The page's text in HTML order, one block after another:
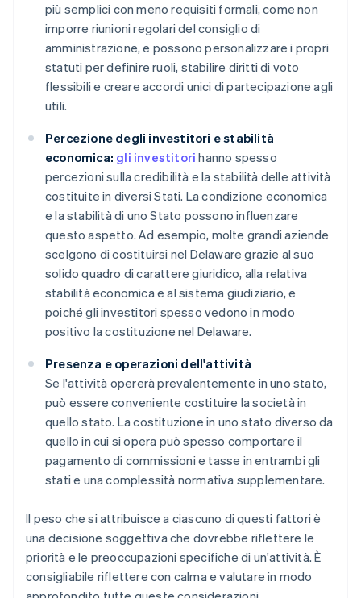
più semplici con meno requisiti formali, come non
imporre riunioni regolari del consiglio di
amministrazione, e possono personalizzare i propri
statuti per definire ruoli, stabilire diritti di voto
flessibili e creare accordi unici di partecipazione agli
utili.
Percezione degli investitori e stabilità
economica: gli investitori hanno spesso
percezioni sulla credibilità e la stabilità delle attività
costituite in diversi Stati. La condizione economica
e la stabilità di uno Stato possono influenzare
questo aspetto. Ad esempio, molte grandi aziende
scelgono di costituirsi nel Delaware grazie al suo
solido quadro di carattere giuridico, alla relativa
stabilità economica e al sistema giudiziario, e
poiché gli investitori spesso vedono in modo
positivo la costituzione nel Delaware.
Presenza e operazioni dell'attività
Se l'attività opererà prevalentemente in uno stato,
può essere conveniente costituire la società in
quello stato. La costituzione in uno stato diverso da
quello in cui si opera può spesso comportare il
pagamento di commissioni e tasse in entrambi gli
stati e una complessità normativa supplementare.
Il peso che si attribuisce a ciascuno di questi fattori è
una decisione soggettiva che dovrebbe riflettere le
priorità e le preoccupazioni specifiche di un'attività. È
consigliabile riflettere con calma e valutare in modo